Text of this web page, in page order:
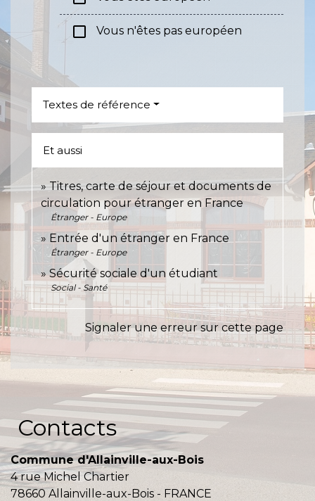
check_box_outline_blank Vous n'êtes pas européen
Textes de référence
Et aussi
Titres, carte de séjour et documents de
circulation pour étranger en France
Étranger - Europe
Entrée d'un étranger en France
Étranger - Europe
Sécurité sociale d'un étudiant
Social - Santé
Signaler une erreur sur cette page
Contacts
Commune d'Allainville-aux-Bois
4 rue Michel Chartier
78660 Allainville-aux-Bois - FRANCE